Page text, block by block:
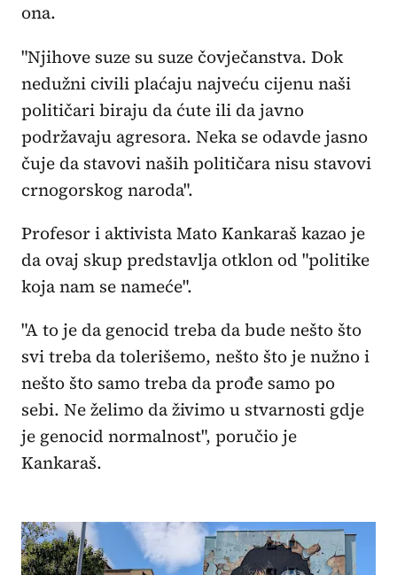
ona.
"Njihove suze su suze čovječanstva. Dok
nedužni civili plaćaju najveću cijenu naši
političari biraju da ćute ili da javno
podržavaju agresora. Neka se odavde jasno
čuje da stavovi naših političara nisu stavovi
crnogorskog naroda".
Profesor i aktivista Mato Kankaraš kazao je
da ovaj skup predstavlja otklon od "politike
koja nam se nameće".
"A to je da genocid treba da bude nešto što
svi treba da tolerišemo, nešto što je nužno i
nešto što samo treba da prođe samo po
sebi. Ne želimo da živimo u stvarnosti gdje
je genocid normalnost", poručio je
Kankaraš.